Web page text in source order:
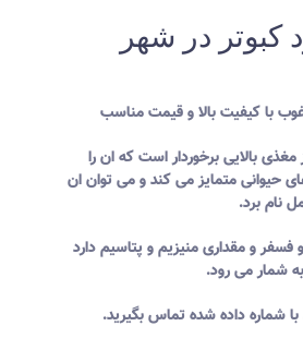
در شهر
با کیفیت بالا و قیمت مناسب
مغذی بالایی برخوردار است که ان را
حیوانی متمایز می کند و می توان ان
نام برد.
فسفر و مقداری منیزیم و پتاسیم دارد
شمار می رود.
شماره داده شده تماس بگیرید.